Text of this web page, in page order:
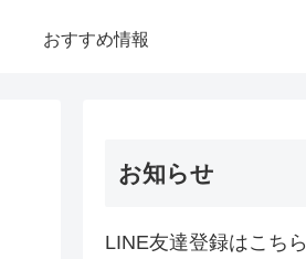
おすすめ情報
お知らせ
LINE友達登録はこちら